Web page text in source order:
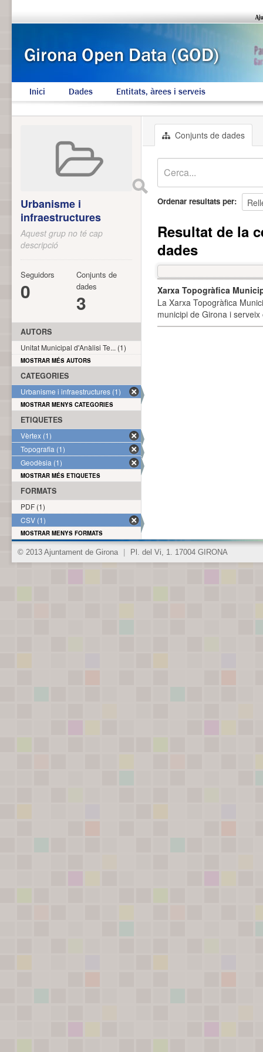
Inici Dades Entitats, àrees i serveis
Conjunts de dades
Ordenar resultats per
Resultat de la
dades
Xarxa Topogràfica
La Xarxa Topogràfica
municipi de Girona i
Urbanisme i
infraestructures
Aquest grup no té cap
descripció
Seguidors
0
Conjunts de
dades
3
AUTORS
Unitat Municipal d'Anàlisi Te... (1)
MOSTRAR MÉS AUTORS
CATEGORIES
Urbanisme i infraestructures (1)
MOSTRAR MENYS CATEGORIES
ETIQUETES
Vèrtex (1)
Topografia (1)
Geodèsia (1)
MOSTRAR MÉS ETIQUETES
FORMATS
PDF (1)
CSV (1)
MOSTRAR MENYS FORMATS
© 2013 Ajuntament de Girona Pl. del Vi, 1. 17004 GIRONA